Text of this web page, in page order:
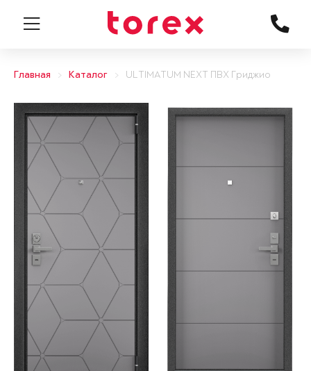
Главная Каталог ULTIMATUM NEXT ПВХ Гриджио